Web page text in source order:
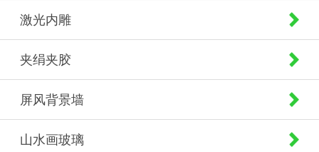
激光内雕
夹绢夹胶
屏风背景墙
山水画玻璃